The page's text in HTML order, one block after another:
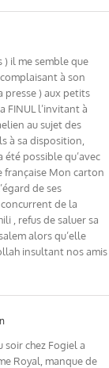
il me semble que
à son
presse ) aux petits
FINUL l’invitant à
au sujet des
à sa disposition,
été possible qu’avec
française Mon carton
de ses
de la
, refus de saluer sa
alors qu’elle
insultant nos amis
chez Fogiel a
Royal, manque de